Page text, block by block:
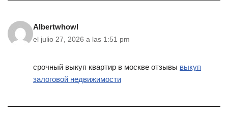
Albertwhowl
el julio 27, 2026 a las 1:51 pm
срочный выкуп квартир в москве отзывы выкуп
залоговой недвижимости